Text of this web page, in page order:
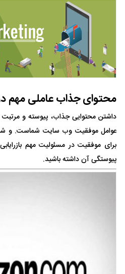
محتوای جذاب عاملی مهم در
داشتن محتوایی جذاب، پیوسته و
عوامل موفقیت وب سایت شماست. و
برای موفقیت در مسئولیت مهم
پیوستگی آن داشته باشید.